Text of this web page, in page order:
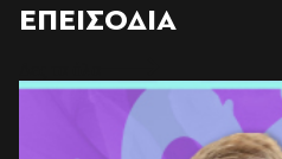
ΕΠΕΙΣΟΔΙΑ